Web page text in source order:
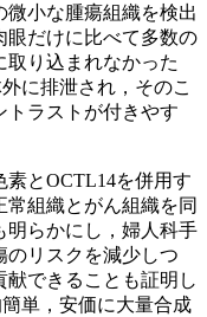
微小な腫瘍組織を検出
眼だけに比べて多数の
取り込まれなかった
に排泄され，そのこ
トラストが付きやす
とOCTL14を併用す
組織とがん組織を同
明らかにし，婦人科手
のリスクを減少しつ
できることも証明し
単，安価に大量合成